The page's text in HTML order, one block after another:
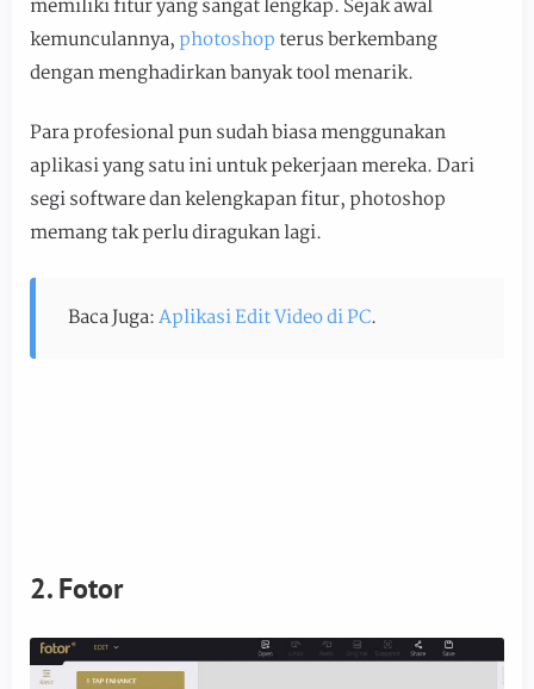
memiliki fitur yang sangat lengkap. Sejak awal
kemunculannya, photoshop terus berkembang
dengan menghadirkan banyak tool menarik.
Para profesional pun sudah biasa menggunakan
aplikasi yang satu ini untuk pekerjaan mereka. Dari
segi software dan kelengkapan fitur, photoshop
memang tak perlu diragukan lagi.
Baca Juga:Aplikasi Edit Video di PC.
2. Fotor